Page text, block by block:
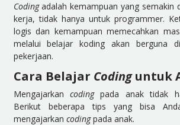
Codingadalah kemampuan yang semakin
kerja, tidak hanya untuk programmer.
logis dan kemampuan memecahkan
melalui belajar koding akan berguna
pekerjaan.
Cara Belajar Codinguntuk
Mengajarkan codingpada anak tidak
Berikut beberapa tips yang bisa
mengajarkan codingpada anak.